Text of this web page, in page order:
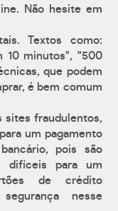
Não hesite em
Textos como:
10 minutos", "500
que podem
é bem comum
sites fraudulentos,
um pagamento
pois são
difíceis para um
de crédito
nesse